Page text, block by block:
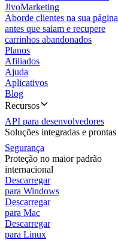
JivoMarketing
Aborde clientes na sua página
antes que saiam e recupere
carrinhos abandonados
Planos
Afiliados
Ajuda
Aplicativos
Blog
Recursos
API para desenvolvedores
Soluções integradas e prontas
Segurança
Proteção no maior padrão
internacional
Descarregar
para Windows
Descarregar
para Mac
Descarregar
para Linux